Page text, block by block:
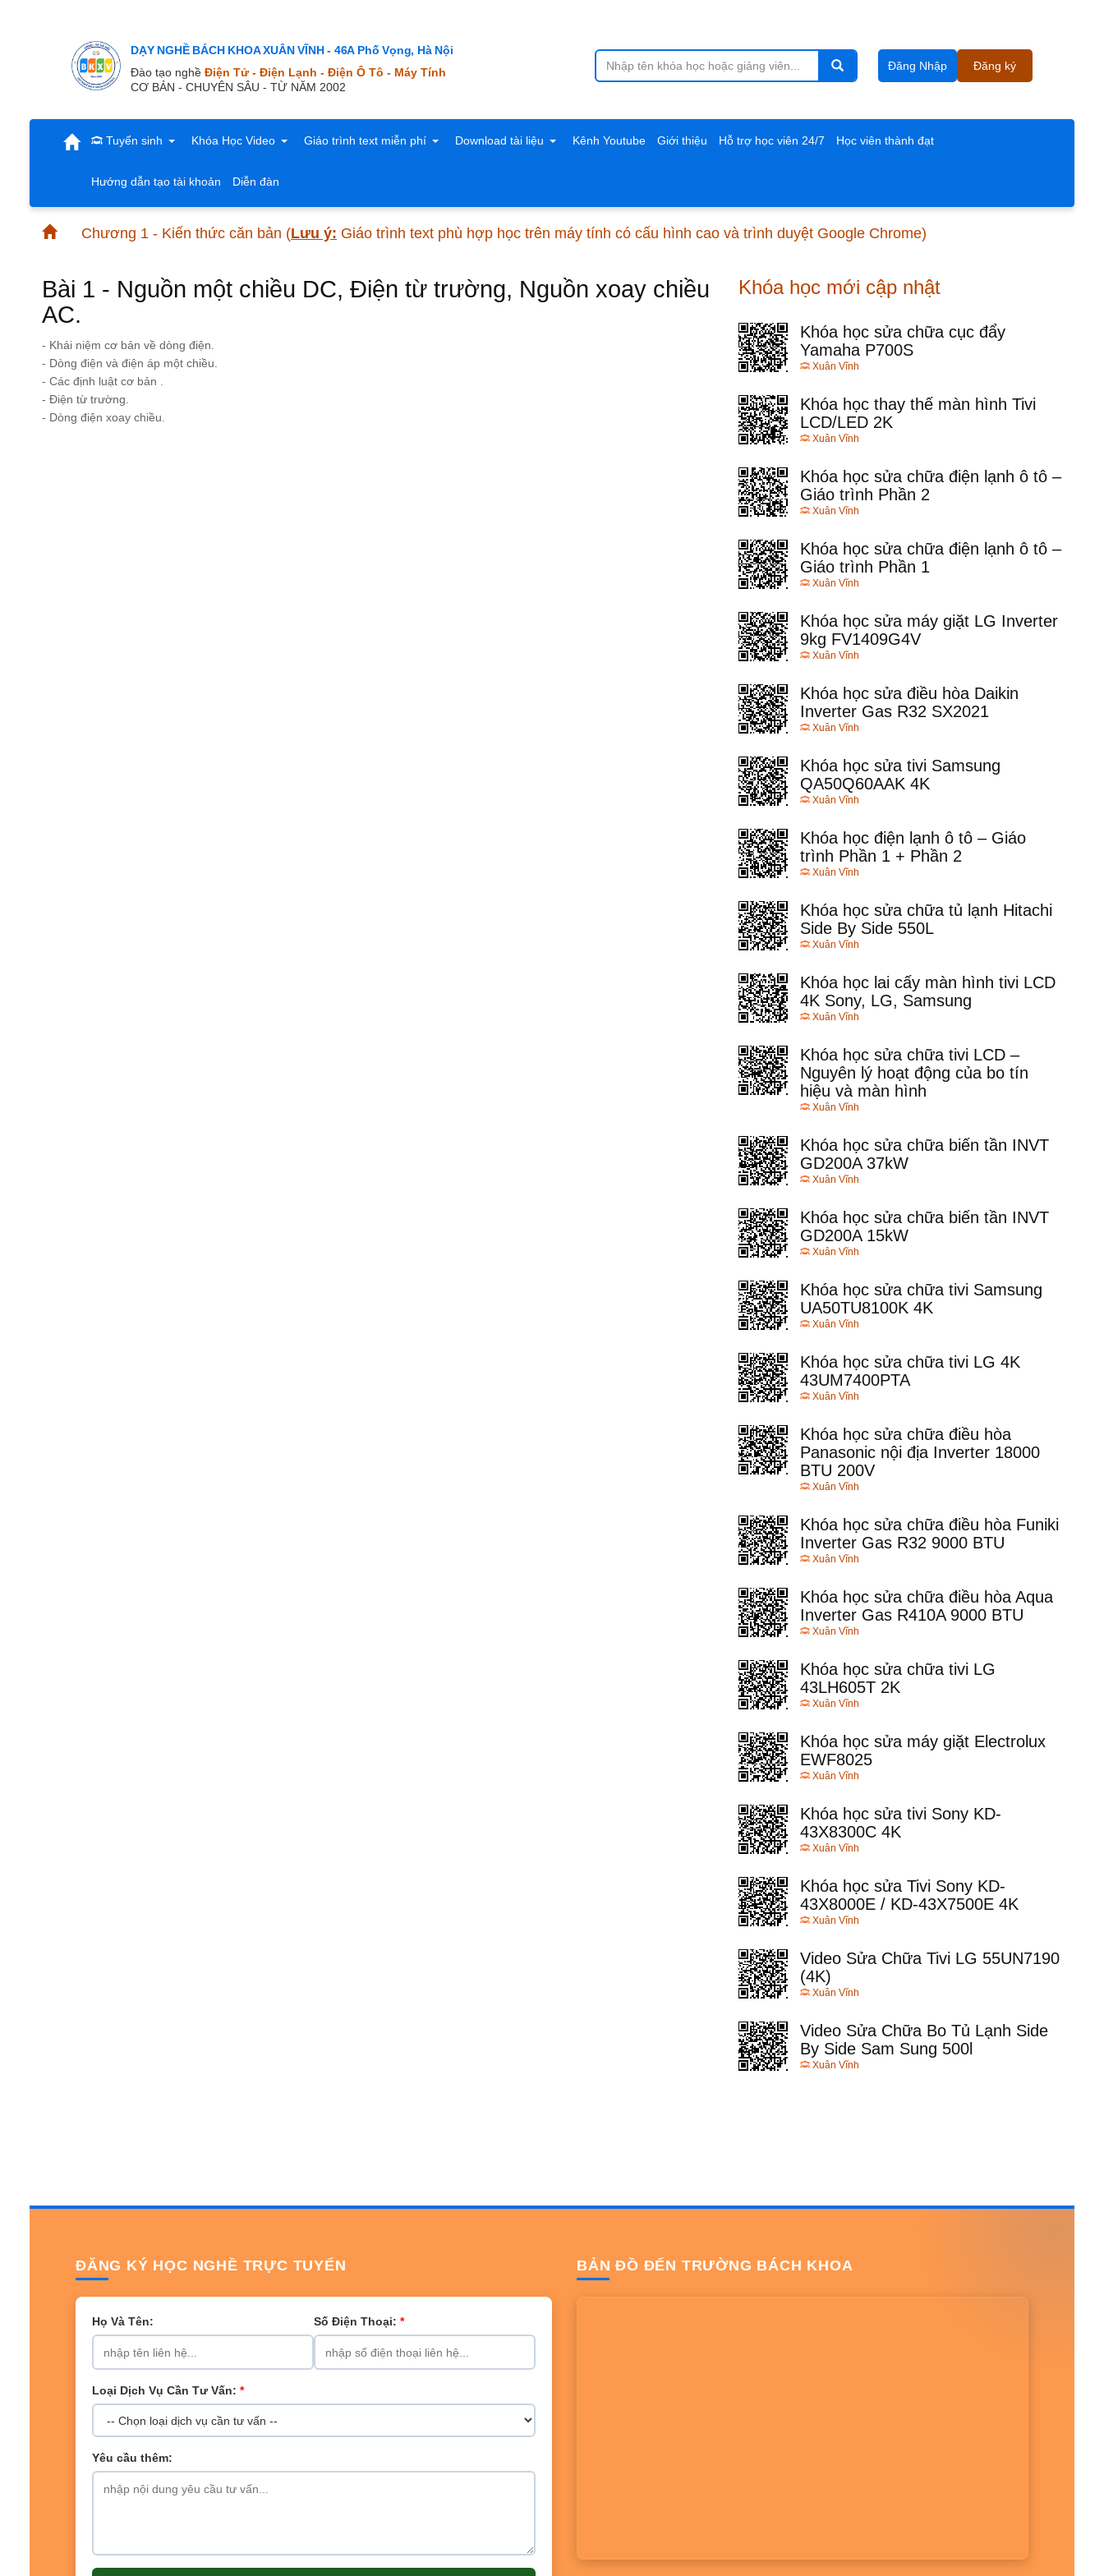
DẠY NGHỀ BÁCH KHOA XUÂN VĨNH - 46A Phố Vọng, Hà Nội
Đào tạo nghề Điện Tử - Điện Lạnh - Điện Ô Tô - Máy Tính
CƠ BẢN - CHUYÊN SÂU - TỪ NĂM 2002
Đăng Nhập Đăng ký
Tuyển sinh Khóa Học Video Giáo trình text miễn phí Download tài liệu Kênh Youtube Giới thiệu Hỗ trợ học viên 24/7 Học viên thành đạt
Hướng dẫn tạo tài khoản Diễn đàn
Chương 1 - Kiến thức căn bản (Lưu ý: Giáo trình text phù hợp học trên máy tính có cấu hình cao và trình duyệt Google Chrome)
Bài 1 - Nguồn một chiều DC, Điện từ trường, Nguồn xoay chiều
AC.
- Khái niệm cơ bản về dòng điện.
- Dòng điện và điện áp một chiều.
- Các định luật cơ bản .
- Điện từ trường.
- Dòng điện xoay chiều.
Khóa học mới cập nhật
Khóa học sửa chữa cục đẩy
Yamaha P700S
Xuân Vĩnh
Khóa học thay thế màn hình Tivi
LCD/LED 2K
Xuân Vĩnh
Khóa học sửa chữa điện lạnh ô tô –
Giáo trình Phần 2
Xuân Vĩnh
Khóa học sửa chữa điện lạnh ô tô –
Giáo trình Phần 1
Xuân Vĩnh
Khóa học sửa máy giặt LG Inverter
9kg FV1409G4V
Xuân Vĩnh
Khóa học sửa điều hòa Daikin
Inverter Gas R32 SX2021
Xuân Vĩnh
Khóa học sửa tivi Samsung
QA50Q60AAK 4K
Xuân Vĩnh
Khóa học điện lạnh ô tô – Giáo
trình Phần 1 + Phần 2
Xuân Vĩnh
Khóa học sửa chữa tủ lạnh Hitachi
Side By Side 550L
Xuân Vĩnh
Khóa học lai cấy màn hình tivi LCD
4K Sony, LG, Samsung
Xuân Vĩnh
Khóa học sửa chữa tivi LCD –
Nguyên lý hoạt động của bo tín
hiệu và màn hình
Xuân Vĩnh
Khóa học sửa chữa biến tần INVT
GD200A 37kW
Xuân Vĩnh
Khóa học sửa chữa biến tần INVT
GD200A 15kW
Xuân Vĩnh
Khóa học sửa chữa tivi Samsung
UA50TU8100K 4K
Xuân Vĩnh
Khóa học sửa chữa tivi LG 4K
43UM7400PTA
Xuân Vĩnh
Khóa học sửa chữa điều hòa
Panasonic nội địa Inverter 18000
BTU 200V
Xuân Vĩnh
Khóa học sửa chữa điều hòa Funiki
Inverter Gas R32 9000 BTU
Xuân Vĩnh
Khóa học sửa chữa điều hòa Aqua
Inverter Gas R410A 9000 BTU
Xuân Vĩnh
Khóa học sửa chữa tivi LG
43LH605T 2K
Xuân Vĩnh
Khóa học sửa máy giặt Electrolux
EWF8025
Xuân Vĩnh
Khóa học sửa tivi Sony KD-
43X8300C 4K
Xuân Vĩnh
Khóa học sửa Tivi Sony KD-
43X8000E / KD-43X7500E 4K
Xuân Vĩnh
Video Sửa Chữa Tivi LG 55UN7190
(4K)
Xuân Vĩnh
Video Sửa Chữa Bo Tủ Lạnh Side
By Side Sam Sung 500l
Xuân Vĩnh
ĐĂNG KÝ HỌC NGHỀ TRỰC TUYẾN
Họ Và Tên: Số Điện Thoại: *
Loại Dịch Vụ Cần Tư Vấn: *
Yêu cầu thêm:
BẢN ĐỒ ĐẾN TRƯỜNG BÁCH KHOA